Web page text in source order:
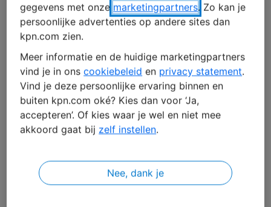
Haal het maximale uit je IT-
ecosysteem
KPN SIAM - De kracht van verbinding
het cruciale belang van service-integratie
gegevens met onze marketingpartners. Zo kan je
persoonlijke advertenties op andere sites dan
kpn.com zien.
Meer informatie en de huidige marketingpartners
vind je in ons cookiebeleid en privacy statement.
Vind je deze persoonlijke ervaring binnen en
buiten kpn.com oké? Kies dan voor ‘Ja,
accepteren’. Of kies waar je wel en niet mee
akkoord gaat bij zelf instellen.
Nee, dank je